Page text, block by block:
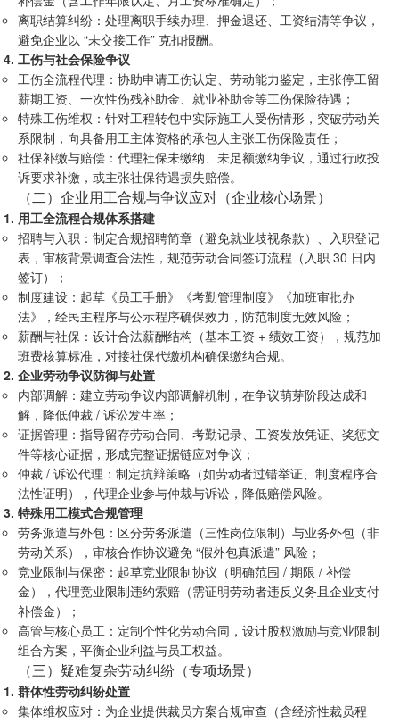
离职结算纠纷：处理离职手续办理、押金退还、工资结清等争议，
避免企业以 “未交接工作” 克扣报酬。
工伤与社会保险争议
工伤全流程代理：协助申请工伤认定、劳动能力鉴定，主张停工留
薪期工资、一次性伤残补助金、就业补助金等工伤保险待遇；
特殊工伤维权：针对工程转包中实际施工人受伤情形，突破劳动关
系限制，向具备用工主体资格的承包人主张工伤保险责任；
社保补缴与赔偿：代理社保未缴纳、未足额缴纳争议，通过行政投
诉要求补缴，或主张社保待遇损失赔偿。
（二）企业用工合规与争议应对（企业核心场景）
用工全流程合规体系搭建
招聘与入职：制定合规招聘简章（避免就业歧视条款）、入职登记
表，审核背景调查合法性，规范劳动合同签订流程（入职 30 日内
签订）；
制度建设：起草《员工手册》《考勤管理制度》《加班审批办
法》，经民主程序与公示程序确保效力，防范制度无效风险；
薪酬与社保：设计合法薪酬结构（基本工资 + 绩效工资），规范加
班费核算标准，对接社保代缴机构确保缴纳合规。
企业劳动争议防御与处置
内部调解：建立劳动争议内部调解机制，在争议萌芽阶段达成和
解，降低仲裁 / 诉讼发生率；
证据管理：指导留存劳动合同、考勤记录、工资发放凭证、奖惩文
件等核心证据，形成完整证据链应对争议；
仲裁 / 诉讼代理：制定抗辩策略（如劳动者过错举证、制度程序合
法性证明），代理企业参与仲裁与诉讼，降低赔偿风险。
特殊用工模式合规管理
劳务派遣与外包：区分劳务派遣（三性岗位限制）与业务外包（非
劳动关系），审核合作协议避免 “假外包真派遣” 风险；
竞业限制与保密：起草竞业限制协议（明确范围 / 期限 / 补偿
金），代理竞业限制违约索赔（需证明劳动者违反义务且企业支付
补偿金）；
高管与核心员工：定制个性化劳动合同，设计股权激励与竞业限制
组合方案，平衡企业利益与员工权益。
（三）疑难复杂劳动纠纷（专项场景）
群体性劳动纠纷处置
集体维权应对：为企业提供裁员方案合规审查（含经济性裁员程